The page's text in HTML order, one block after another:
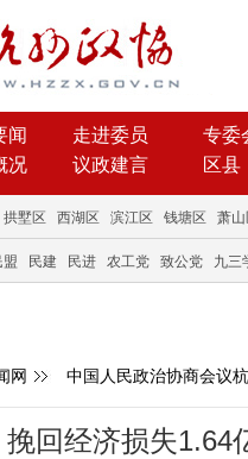
闻 走进委员
专委
况
议政建言 区县
拱墅区 西湖区 滨江区 钱塘区 萧山
盟 民建 民进 农工党 致公党 九三
网 中国人民政治协商会议
挽回经济损失1.64